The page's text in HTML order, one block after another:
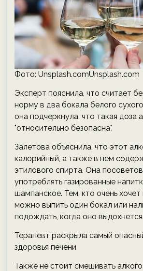
Фото: Unsplash.comUnsplash.com
Эксперт пояснила, что считает
норму в два бокала белого
она подчеркнула, что такая доза
"относительно безопасна".
Залетова объяснила, что этот
калорийный, а также в нем
этилового спирта. Она
употреблять газированные
шампанское. Тем, кто очень хочет
можно выпить один бокал или
подождать, когда оно выдохнется.
Терапевт раскрыла самый
здоровья печени
Также не стоит смешивать